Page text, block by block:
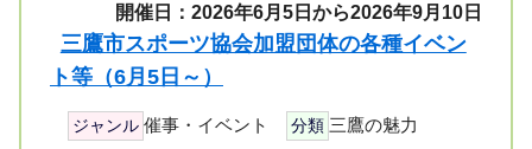
開催日：2026年6月5日から2026年9月10日
三鷹市スポーツ協会加盟団体の各種イベン
ト等（6月5日～）
ジャンル 催事・イベント 分類 三鷹の魅力